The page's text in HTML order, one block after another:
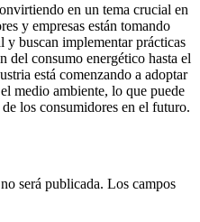
en un tema crucial en
y empresas están tomando
y buscan implementar prácticas
del consumo energético hasta el
está comenzando a adoptar
medio ambiente, lo que puede
los consumidores en el futuro.
será publicada. Los campos